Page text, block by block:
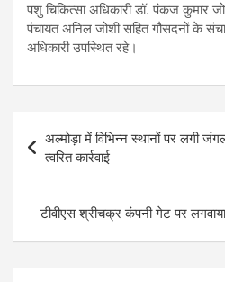
पशु चिकित्सा अधिकारी डॉ. पंकज कुमार
पंचायत अनिल जोशी सहित गौसदनों के
अधिकारी उपस्थित रहे।
navigation
अल्मोड़ा में विभिन्न स्थानों पर लगी
त्वरित कार्रवाई
टीवीएस श्रीचक्र कंपनी गेट पर